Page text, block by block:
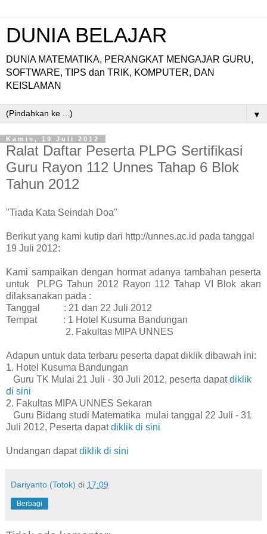
DUNIA BELAJAR
DUNIA MATEMATIKA, PERANGKAT MENGAJAR GURU,
SOFTWARE, TIPS dan TRIK, KOMPUTER, DAN
KEISLAMAN
▼
Kamis, 19 Juli 2012
Ralat Daftar Peserta PLPG Sertifikasi
Guru Rayon 112 Unnes Tahap 6 Blok
Tahun 2012
"Tiada Kata Seindah Doa"
Berikut yang kami kutip dari http://unnes.ac.id pada tanggal
19 Juli 2012:
Kami sampaikan dengan hormat adanya tambahan peserta
untuk PLPG Tahun 2012 Rayon 112 Tahap VI Blok akan
dilaksanakan pada :
Tanggal : 21 dan 22 Juli 2012
Tempat : 1 Hotel Kusuma Bandungan
2. Fakultas MIPA UNNES
Adapun untuk data terbaru peserta dapat diklik dibawah ini:
1. Hotel Kusuma Bandungan
Guru TK Mulai 21 Juli - 30 Juli 2012, peserta dapatdiklik
di sini
2. Fakultas MIPA UNNES Sekaran
Guru Bidang studi Matematika mulai tanggal 22 Juli - 31
Juli 2012, Peserta dapatdiklik di sini
Undangan dapatdiklik di sini
Dariyanto (Totok) di 17:09
Berbagi